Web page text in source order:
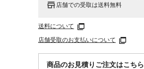
店舗での受取は送料無料
送料について
店舗受取のお支払いについて
商品のお見積りご注文はこちら